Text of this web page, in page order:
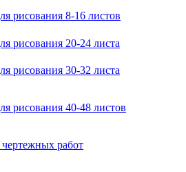
рисования 8-16 листов
рисования 20-24 листа
рисования 30-32 листа
рисования 40-48 листов
работ